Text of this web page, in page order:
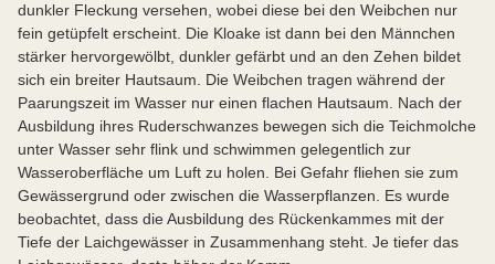
dunkler Fleckung versehen, wobei diese bei den Weibchen nur
fein getüpfelt erscheint. Die Kloake ist dann bei den Männchen
stärker hervorgewölbt, dunkler gefärbt und an den Zehen bildet
sich ein breiter Hautsaum. Die Weibchen tragen während der
Paarungszeit im Wasser nur einen flachen Hautsaum. Nach der
Ausbildung ihres Ruderschwanzes bewegen sich die Teichmolche
unter Wasser sehr flink und schwimmen gelegentlich zur
Wasseroberfläche um Luft zu holen. Bei Gefahr fliehen sie zum
Gewässergrund oder zwischen die Wasserpflanzen. Es wurde
beobachtet, dass die Ausbildung des Rückenkammes mit der
Tiefe der Laichgewässer in Zusammenhang steht. Je tiefer das